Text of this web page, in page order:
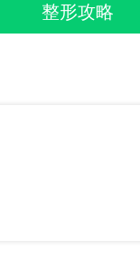
整形攻略